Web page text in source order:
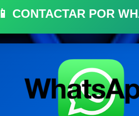
📱 CONTACTAR POR